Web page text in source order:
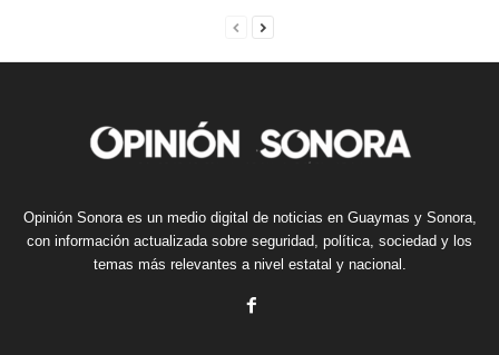
Opinión Sonora es un medio digital de noticias en Guaymas y Sonora,
con información actualizada sobre seguridad, política, sociedad y los
temas más relevantes a nivel estatal y nacional.